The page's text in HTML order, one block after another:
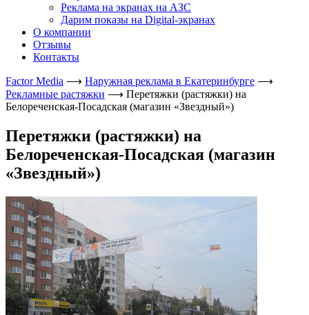
Реклама на экранах на АЗС
Дарим показы на Digital-экранах
О компании
Отзывы
Контакты
Factor Media ⟶ Наружная реклама в Екатеринбурге ⟶
Рекламные растяжки ⟶ Перетяжки (растяжки) на
Белореченская-Посадская (магазин «Звездный»)
Перетяжки (растяжки) на
Белореченская-Посадская (магазин
«Звездный»)